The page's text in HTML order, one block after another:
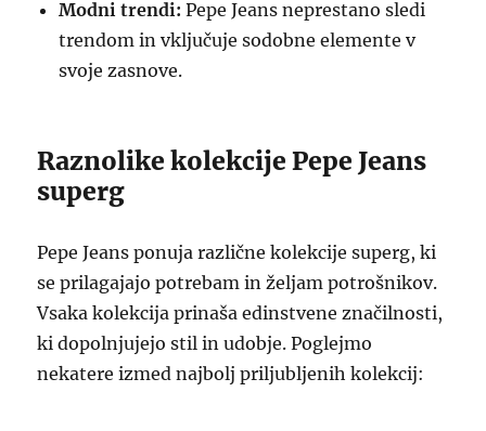
Modni trendi: Pepe Jeans neprestano sledi
trendom in vključuje sodobne elemente v
svoje zasnove.
Raznolike kolekcije Pepe Jeans
superg
Pepe Jeans ponuja različne kolekcije superg, ki
se prilagajajo potrebam in željam potrošnikov.
Vsaka kolekcija prinaša edinstvene značilnosti,
ki dopolnjujejo stil in udobje. Poglejmo
nekatere izmed najbolj priljubljenih kolekcij: